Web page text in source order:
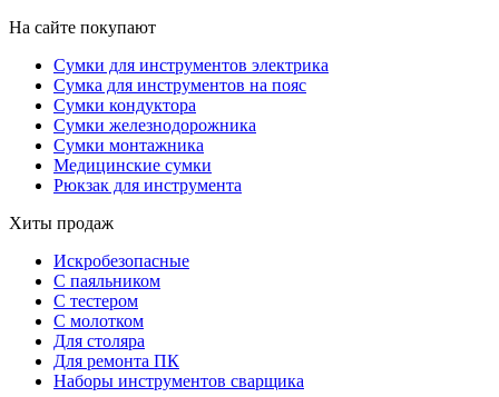
На сайте покупают
Сумки для инструментов электрика
Сумка для инструментов на пояс
Сумки кондуктора
Сумки железнодорожника
Сумки монтажника
Медицинские сумки
Рюкзак для инструмента
Хиты продаж
Искробезопасные
С паяльником
С тестером
С молотком
Для столяра
Для ремонта ПК
Наборы инструментов сварщика